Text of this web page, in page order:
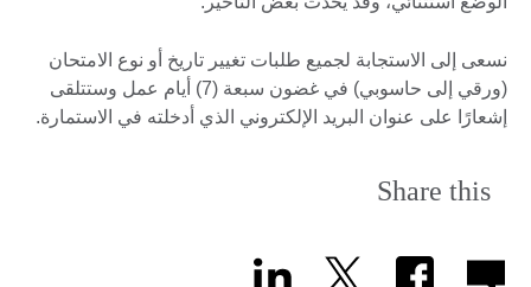
نسعى إلى الاستجابة لجميع طلبات تغيير تاريخ أو نوع الامتحان
(ورقي إلى حاسوبي) في غضون سبعة (7) أيام عمل وستتلقى
إشعارًا على عنوان البريد الإلكتروني الذي أدخلته في الاستمارة.
Share this